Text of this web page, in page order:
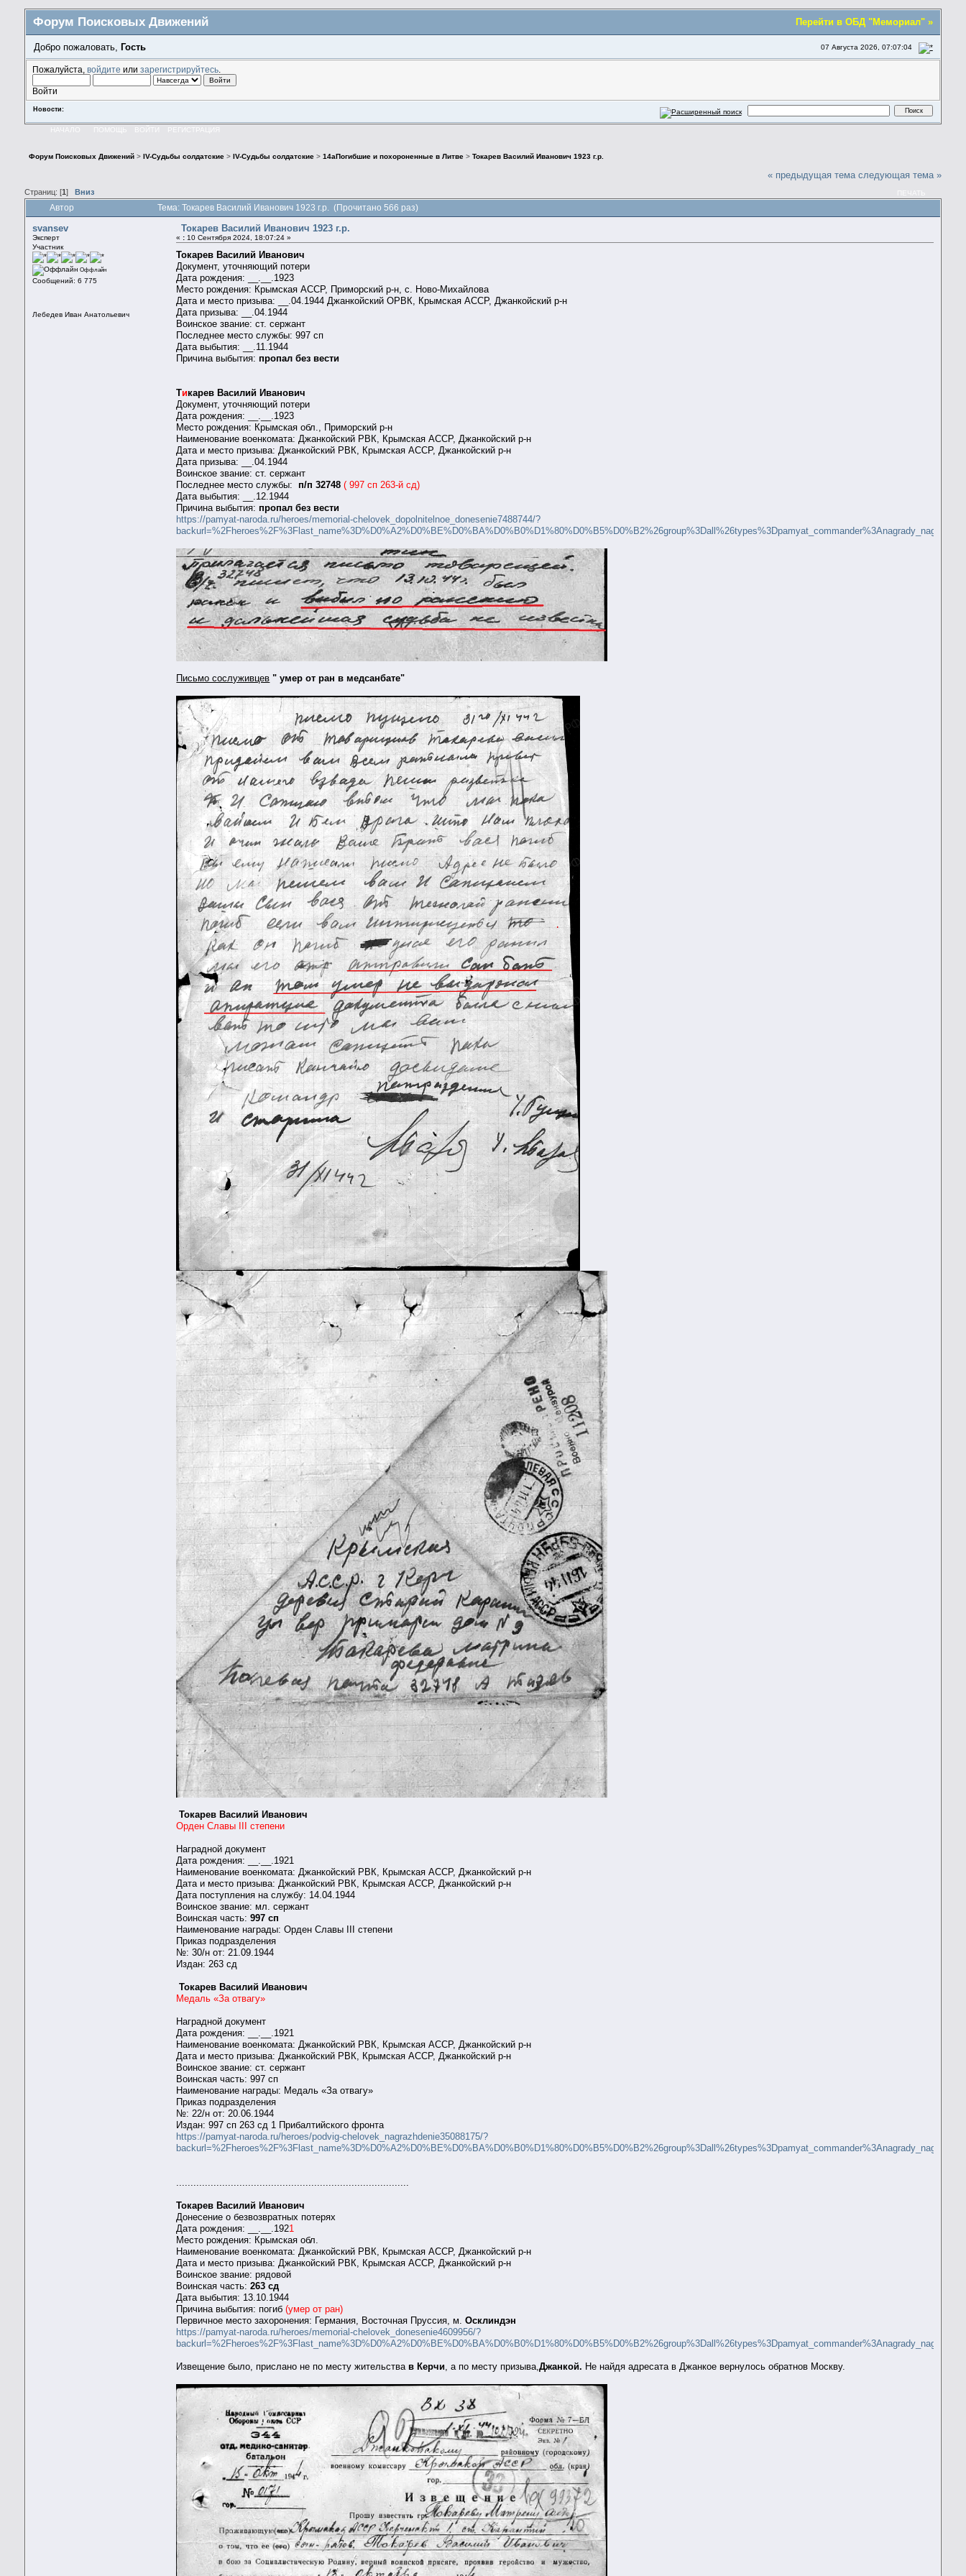
Перейти в ОБД "Мемориал" »
Форум Поисковых Движений
07 Августа 2026, 07:07:04
Добро пожаловать, Гость
Пожалуйста, войдите или зарегистрируйтесь.
Войти
Новости:
НАЧАЛО ПОМОЩЬ ВОЙТИ РЕГИСТРАЦИЯ
Форум Поисковых Движений > IV-Судьбы солдатские > IV-Судьбы солдатские >14аПогибшие и похороненные в Литве >Токарев Василий Иванович 1923 г.р.
« предыдущая тема следующая тема »
Страниц: [1 ] Вниз ПЕЧАТЬ
Автор Тема: Токарев Василий Иванович 1923 г.р. (Прочитано 566 раз)
svansev
Эксперт
Участник
Оффлайн
Сообщений: 6 775
Лебедев Иван Анатольевич
Токарев Василий Иванович 1923 г.р.
« : 10 Сентября 2024, 18:07:24 »
Токарев Василий Иванович
Документ, уточняющий потери
Дата рождения: __.__.1923
Место рождения: Крымская АССР, Приморский р-н, с. Ново-Михайлова
Дата и место призыва: __.04.1944 Джанкойский ОРВК, Крымская АССР, Джанкойский р-н
Дата призыва: __.04.1944
Воинское звание: ст. сержант
Последнее место службы: 997 сп
Дата выбытия: __.11.1944
Причина выбытия: пропал без вести
Тикарев Василий Иванович
Документ, уточняющий потери
Дата рождения: __.__.1923
Место рождения: Крымская обл., Приморский р-н
Наименование военкомата: Джанкойский РВК, Крымская АССР, Джанкойский р-н
Дата и место призыва: Джанкойский РВК, Крымская АССР, Джанкойский р-н
Дата призыва: __.04.1944
Воинское звание: ст. сержант
Последнее место службы: п/п 32748 ( 997 сп 263-й сд)
Дата выбытия: __.12.1944
Причина выбытия: пропал без вести
https://pamyat-naroda.ru/heroes/memorial-chelovek_dopolnitelnoe_donesenie7488744/?
Письмо сослуживцев " умер от ран в медсанбате"
Токарев Василий Иванович
Орден Славы III степени
Наградной документ
Дата рождения: __.__.1921
Наименование военкомата: Джанкойский РВК, Крымская АССР, Джанкойский р-н
Дата и место призыва: Джанкойский РВК, Крымская АССР, Джанкойский р-н
Дата поступления на службу: 14.04.1944
Воинское звание: мл. сержант
Воинская часть:997 сп
Наименование награды: Орден Славы III степени
Приказ подразделения
№: 30/н от: 21.09.1944
Издан: 263 сд
Токарев Василий Иванович
Медаль «За отвагу»
Наградной документ
Дата рождения: __.__.1921
Наименование военкомата: Джанкойский РВК, Крымская АССР, Джанкойский р-н
Дата и место призыва: Джанкойский РВК, Крымская АССР, Джанкойский р-н
Воинское звание: ст. сержант
Воинская часть: 997 сп
Наименование награды: Медаль «За отвагу»
Приказ подразделения
№: 22/н от: 20.06.1944
Издан: 997 сп 263 сд 1 Прибалтийского фронта
https://pamyat-naroda.ru/heroes/podvig-chelovek_nagrazhdenie35088175/?
Токарев Василий Иванович
Донесение о безвозвратных потерях
Дата рождения: __.__.1921
Место рождения: Крымская обл.
Наименование военкомата: Джанкойский РВК, Крымская АССР, Джанкойский р-н
Дата и место призыва: Джанкойский РВК, Крымская АССР, Джанкойский р-н
Воинское звание: рядовой
Воинская часть:263 сд
Дата выбытия: 13.10.1944
Причина выбытия: погиб(умер от ран)
Первичное место захоронения: Германия, Восточная Пруссия, м.Осклиндэн
https://pamyat-naroda.ru/heroes/memorial-chelovek_donesenie4609956/?
Извещение было, прислано не по месту жительства в Керчи , а по месту призыва,Джанкой. Не найдя адресата в Джанкое вернулось обратнов Москву.